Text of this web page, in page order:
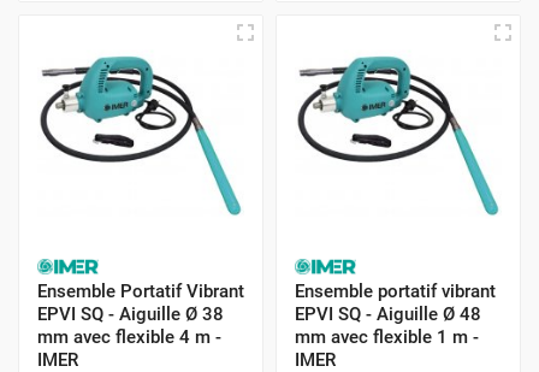
Ensemble Portatif Vibrant
EPVI SQ - Aiguille Ø 38
mm avec flexible 4 m -
IMER
Ensemble portatif vibrant
EPVI SQ - Aiguille Ø 48
mm avec flexible 1 m -
IMER